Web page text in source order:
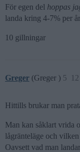
För egen del hoppas
landa kring 4-7% per
10 gillningar
Greger (Greger ) 5
Hittills brukar man
Man kan såklart vrida
lågränteläge och
Oavsett vad man